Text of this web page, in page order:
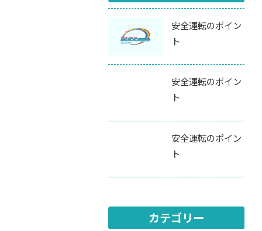
安全運転のポイン
ト
安全運転のポイン
ト
安全運転のポイン
ト
カテゴリー